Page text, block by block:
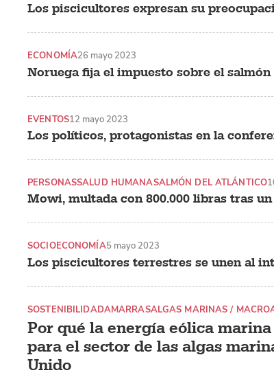
Los piscicultores expresan su
Noruega fija el impuesto sobre el salmón
ECONOMÍA26 mayo 2023
Los políticos, protagonistas en la
EVENTOS12 mayo 2023
Mowi, multada con 800.000 libras tras
PERSONASSALUD HUMANASALMÓN DEL ATLÁNTICO
Los piscicultores terrestres se unen al
SOCIOECONOMÍA5 mayo 2023
Por qué la energía eólica
para el sector de las algas
Unido
SOSTENIBILIDADAMARRASALGAS MARINAS /